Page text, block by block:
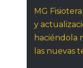
MG
y
haciéndola
las nuevas